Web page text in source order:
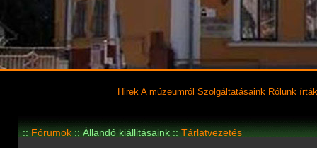
Hirek A múzeumról Szolgáltatásaink Rólunk
:: Fórumok :: Állandó kiállitásaink :: Tárlatvezetés